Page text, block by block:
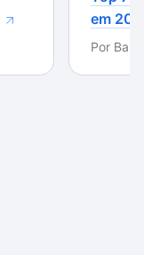
em
Por